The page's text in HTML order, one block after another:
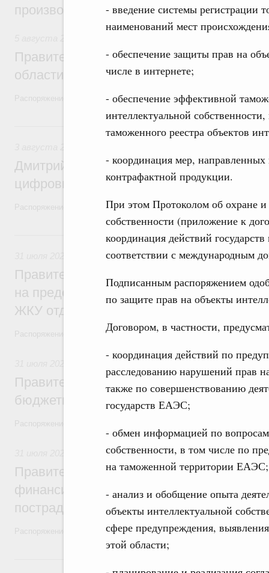
- введение системы регистрации
наименований мест
- обеспечение защиты прав на
числе в интернете;
- обеспечение эффективной
интеллектуальной
таможенного реестра объектов
- координация мер,
контрафактной продукции.
При этом Протоколом об охране
собственности (приложение к
координация действий
соответствии с международным
Подписанным распоряжением
по защите прав на объекты
Договором, в частности,
- координация действий по
расследованию нарушений прав
также по совершенствованию
государств ЕАЭС;
- обмен информацией по
собственности, в том числе по
на таможенной территории ЕАЭС;
- анализ и обобщение опыта
объекты интеллектуальной
сфере предупреждения,
этой области;
производительности труда
Правительство увеличило объём
области в рамках федерального
Распоряжение от 3 августа 2026 года №2067-р
3 августа, понедельник
Дмитрий Григоренко возглавил штаб по
цифровых платформ
Распоряжение от 25 июля 2026 года №1966-р
31 июля, пятница
Социальная поддержка отдельных
Правительство направит регионам
на предоставление мер социальной
ЖКУ отдельным категориям граждан
Распоряжение от 30 июля 2026 года №2032-р
Бюджеты субъектов Федерации.
Правительство спишет часть
бюджетным кредитам ещё двум
Чрезвычайные ситуации и ликвидация их
Правительство выделило
финансирование Дагестану и Чечне на
пострадавшим от наводнения
Распоряжение от 28 июля 2026 года №1999-р и распоряжение от